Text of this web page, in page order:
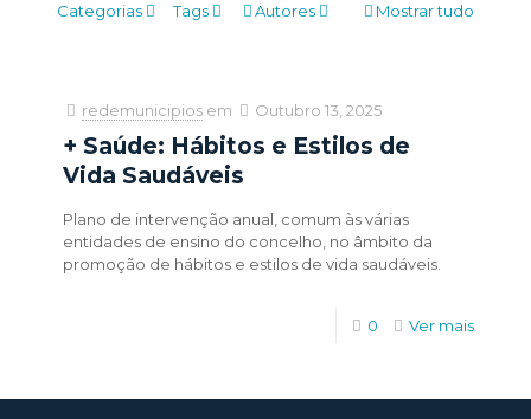
Categorias Tags Autores Mostrar tudo
redemunicipios em Outubro 13, 2025
+ Saúde: Hábitos e Estilos de
Vida Saudáveis
Plano de intervenção anual, comum às várias
entidades de ensino do concelho, no âmbito da
promoção de hábitos e estilos de vida saudáveis.
0 Ver mais